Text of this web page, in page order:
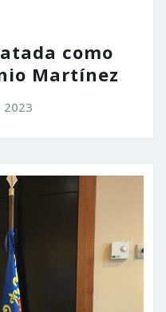
como
Martínez
2023